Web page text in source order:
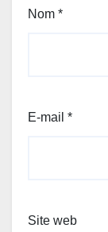
Nom *
E-mail *
Site web